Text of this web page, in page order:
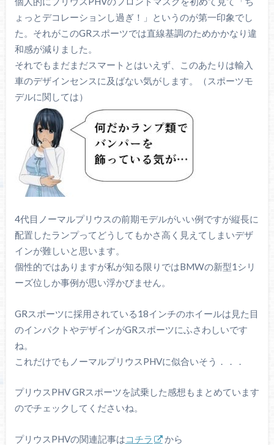
ょっとデコレーションし過ぎ！」というのが第一印象でし
た。それがこのGRスポーツでは直線基調のためかかなり違
和感が減りました。
それでもまだまだスマートとはいえず、このあたりは輸入
車のデザインセンスに及ばない気がします。（スポーツモ
デルに関しては）
4代目ノーマルプリウスの前期モデルがいい例ですが縦長に
配置したランプってどうしてもかさ高く見えてしまいデザ
インが難しいと思います。
個性的ではありますが私が知る限りではBMWの新型1シリ
ーズ位しか事例が思い浮かびません。
GRスポーツに採用されている18インチのホイールは見た目
のインパクトやデザインがGRスポーツにふさわしいです
ね。
これだけでもノーマルプリウスPHVに似合いそう．．．
プリウスPHV GRスポーツを試乗した感想もまとめています
のでチェックしてくださいね。
プリウスPHVの関連記事はコチラ から